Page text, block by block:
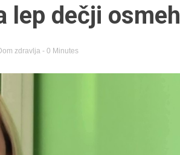
lep dečji osmeh
zdravlja - 0 Minutes